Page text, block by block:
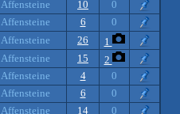
Affensteine 10
0
Affensteine 6
0
Affensteine 26
1
Affensteine 15
2
Affensteine 4
0
Affensteine 6
0
Affensteine 14
0